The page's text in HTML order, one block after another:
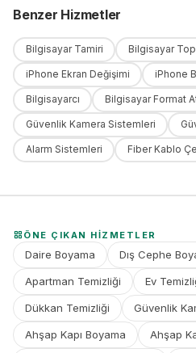
Benzer Hizmetler
Bilgisayar Tamiri Bilgisayar
iPhone Ekran Değişimi iPhone
Bilgisayarcı Bilgisayar Format
Güvenlik Kamera Sistemleri
Alarm Sistemleri Fiber Kablo
ÖNE ÇIKAN HIZMETLER
Daire Boyama Dış Cephe
Apartman Temizliği Ev
Dükkan Temizliği Güvenlik
Ahşap Kapı Boyama Ahşap